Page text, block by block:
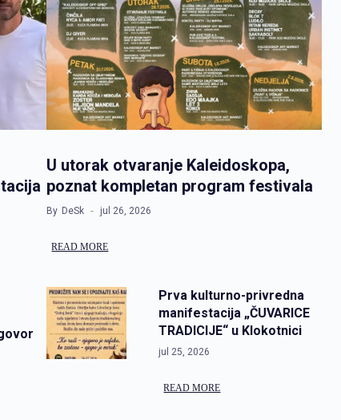
U utorak otvaranje Kaleidoskopa,
poznat kompletan program festivala
By DeSk jul 26, 2026
READ MORE
Prva kulturno-privredna
manifestacija „ČUVARICE
TRADICIJE“ u Klokotnici
jul 25, 2026
READ MORE